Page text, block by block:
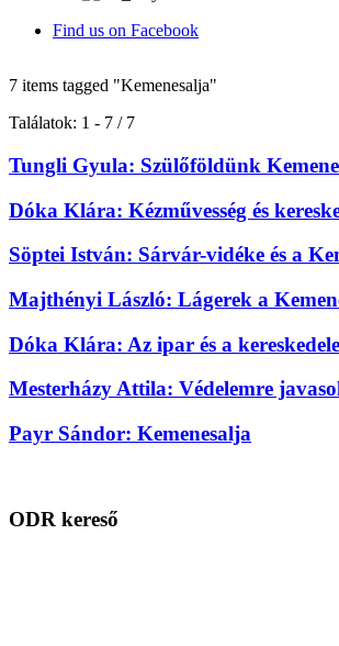
Find us on Facebook
7 items tagged "Kemenesalja"
Találatok: 1 - 7 / 7
Tungli Gyula: Szülőföldünk
Dóka Klára: Kézművesség és
Söptei István: Sárvár-vidéke és a
Majthényi László: Lágerek a
Dóka Klára: Az ipar és a
Mesterházy Attila: Védelemre
Payr Sándor: Kemenesalja
ODR kereső